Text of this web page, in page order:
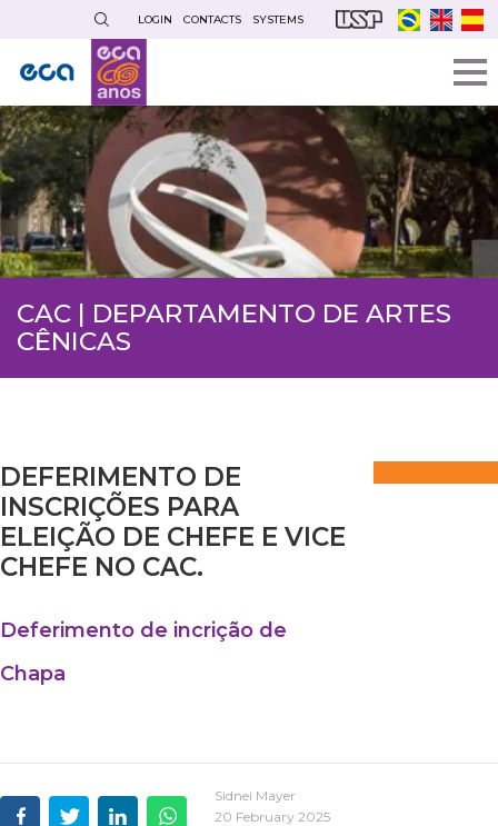
main
content
LOGIN CONTACTS SYSTEMS
CAC | DEPARTAMENTO DE ARTES
CÊNICAS
DEFERIMENTO DE
INSCRIÇÕES PARA
ELEIÇÃO DE CHEFE E VICE
CHEFE NO CAC.
Deferimento de incrição de
Chapa
Sidnei Mayer
20 February 2025